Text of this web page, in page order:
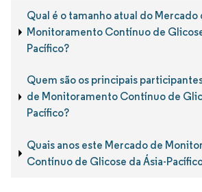
Qual é o tamanho atual do Mercado
Monitoramento Contínuo de
Pacífico?
Quem são os principais
de Monitoramento Contínuo de
Pacífico?
Quais anos este Mercado de
Contínuo de Glicose da Ásia-